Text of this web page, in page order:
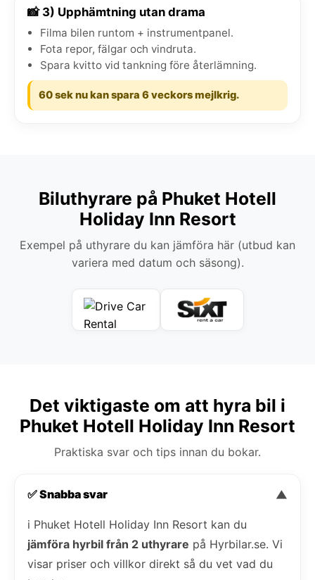
📸 3) Upphämtning utan drama
Filma bilen runtom + instrumentpanel.
Fota repor, fälgar och vindruta.
Spara kvitto vid tankning före återlämning.
60 sek nu kan spara 6 veckors mejlkrig.
Biluthyrare på Phuket Hotell
Holiday Inn Resort
Exempel på uthyrare du kan jämföra här (utbud kan
variera med datum och säsong).
Det viktigaste om att hyra bil i
Phuket Hotell Holiday Inn Resort
Praktiska svar och tips innan du bokar.
✅ Snabba svar ▼
i Phuket Hotell Holiday Inn Resort kan du
jämföra hyrbil från 2 uthyrare på Hyrbilar.se. Vi
visar priser och villkor direkt så du vet vad du